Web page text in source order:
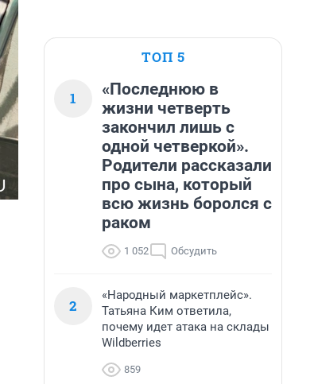
ТОП 5
1
«Последнюю в
жизни четверть
закончил лишь с
одной четверкой».
Родители рассказали
про сына, который
всю жизнь боролся с
раком
1 052 Обсудить
2
«Народный маркетплейс».
Татьяна Ким ответила,
почему идет атака на склады
Wildberries
859